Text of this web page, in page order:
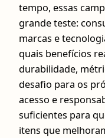
tempo, essas
grande teste:
marcas e
quais benefícios
durabilidade,
desafio para os
acesso e
suficientes para
itens que